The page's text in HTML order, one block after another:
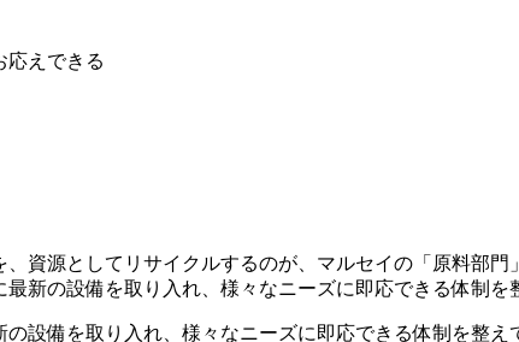
応えできる
資源としてリサイクルするのが、マルセイの「原料部
新の設備を取り入れ、様々なニーズに即応できる体制を
設備を取り入れ、様々なニーズに即応できる体制を整え